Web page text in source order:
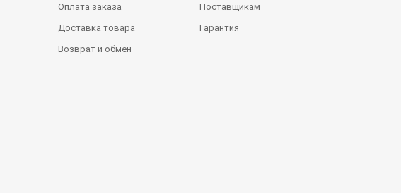
Оплата заказа
Доставка товара
Возврат и обмен
Поставщикам
Гарантия